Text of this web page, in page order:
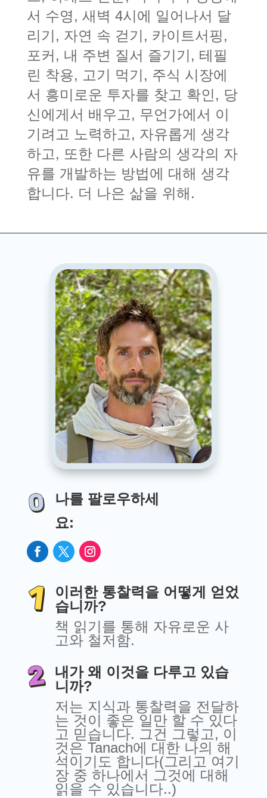
서 수영, 새벽 4시에 일어나서 달
리기, 자연 속 걷기, 카이트서핑,
포커, 내 주변 질서 즐기기, 테필
린 착용, 고기 먹기, 주식 시장에
서 흥미로운 투자를 찾고 확인, 당
신에게서 배우고, 무언가에서 이
기려고 노력하고, 자유롭게 생각
하고, 또한 다른 사람의 생각의 자
유를 개발하는 방법에 대해 생각
합니다. 더 나은 삶을 위해.
나를 팔로우하세
요:
이러한 통찰력을 어떻게 얻었
습니까?
책 읽기를 통해 자유로운 사
고와 철저함.
내가 왜 이것을 다루고 있습
니까?
저는 지식과 통찰력을 전달하
는 것이 좋은 일만 할 수 있다
고 믿습니다. 그건 그렇고, 이
것은 Tanach에 대한 나의 해
석이기도 합니다(그리고 여기
장 중 하나에서 그것에 대해
읽을 수 있습니다..)